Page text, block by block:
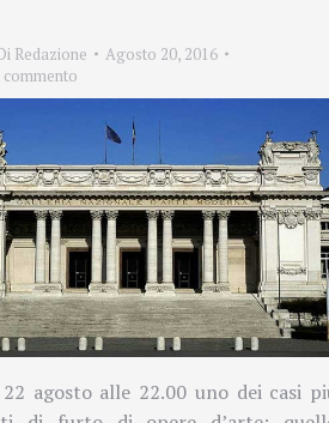
Redazione
Agosto 20, 2016
commento
agosto alle 22.00 uno dei casi